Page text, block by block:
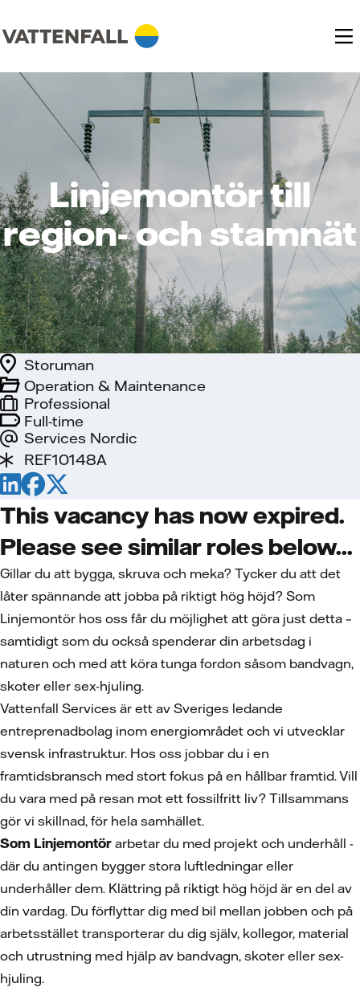
Linjemontör till
region- och stamnät
Full-time
Services Nordic
Storuman
Professional
Operation & Maintenance
REF10148A
This vacancy has now expired.
Please see similar roles below...
Gillar du att bygga, skruva och meka? Tycker du att det
låter spännande att jobba på riktigt hög höjd? Som
Linjemontör hos oss får du möjlighet att göra just detta –
samtidigt som du också spenderar din arbetsdag i
naturen och med att köra tunga fordon såsom bandvagn,
skoter eller sex-hjuling.
Vattenfall Services är ett av Sveriges ledande
entreprenadbolag inom energiområdet och vi utvecklar
svensk infrastruktur. Hos oss jobbar du i en
framtidsbransch med stort fokus på en hållbar framtid. Vill
du vara med på resan mot ett fossilfritt liv? Tillsammans
gör vi skillnad, för hela samhället.
Som Linjemontör arbetar du med projekt och underhåll -
där du antingen bygger stora luftledningar eller
underhåller dem. Klättring på riktigt hög höjd är en del av
din vardag. Du förflyttar dig med bil mellan jobben och på
arbetsstället transporterar du dig själv, kollegor, material
och utrustning med hjälp av bandvagn, skoter eller sex-
hjuling.